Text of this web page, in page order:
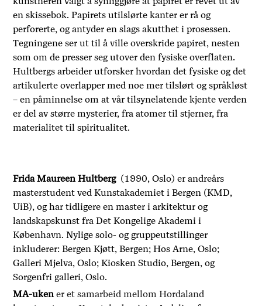
en skissebok. Papirets utilslørte kanter er rå og
perforerte, og antyder en slags akutthet i prosessen.
Tegningene ser ut til å ville overskride papiret, nesten
som om de presser seg utover den fysiske overflaten.
Hultbergs arbeider utforsker hvordan det fysiske og det
artikulerte overlapper med noe mer tilslørt og språkløst
– en påminnelse om at vår tilsynelatende kjente verden
er del av større mysterier, fra atomer til stjerner, fra
materialitet til spiritualitet.
Frida Maureen Hultberg (1990, Oslo) er andreårs
masterstudent ved Kunstakademiet i Bergen (KMD,
UiB), og har tidligere en master i arkitektur og
landskapskunst fra Det Kongelige Akademi i
København. Nylige solo- og gruppeutstillinger
inkluderer: Bergen Kjøtt, Bergen; Hos Arne, Oslo;
Galleri Mjelva, Oslo; Kiosken Studio, Bergen, og
Sorgenfri galleri, Oslo.
MA-uken er et samarbeid mellom Hordaland